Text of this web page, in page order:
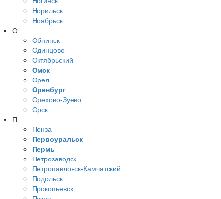
Норильск
Ноябрьск
О
Обнинск
Одинцово
Октябрьский
Омск
Орел
Оренбург
Орехово-Зуево
Орск
П
Пенза
Первоуральск
Пермь
Петрозаводск
Петропавловск-Камчатский
Подольск
Прокопьевск